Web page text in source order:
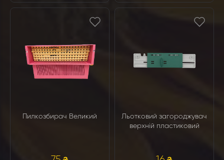
Пилкозбирач Великий
Льотковий загороджувач
верхній пластиковий